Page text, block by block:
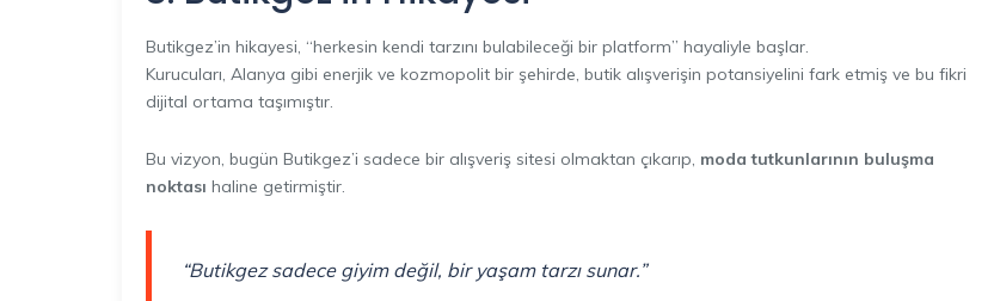
Butikgez’in hikayesi, “herkesin kendi tarzını bulabileceği bir platform” hayaliyle başlar.
Kurucuları, Alanya gibi enerjik ve kozmopolit bir şehirde, butik alışverişin potansiyelini fark etmiş ve bu fikri
dijital ortama taşımıştır.
Bu vizyon, bugün Butikgez’i sadece bir alışveriş sitesi olmaktan çıkarıp, moda tutkunlarının buluşma
noktası haline getirmiştir.
“Butikgez sadece giyim değil, bir yaşam tarzı sunar.”